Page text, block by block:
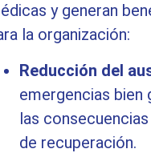
y generan
la organización:
Reducción del
emergencias bien
las
de recuperación.